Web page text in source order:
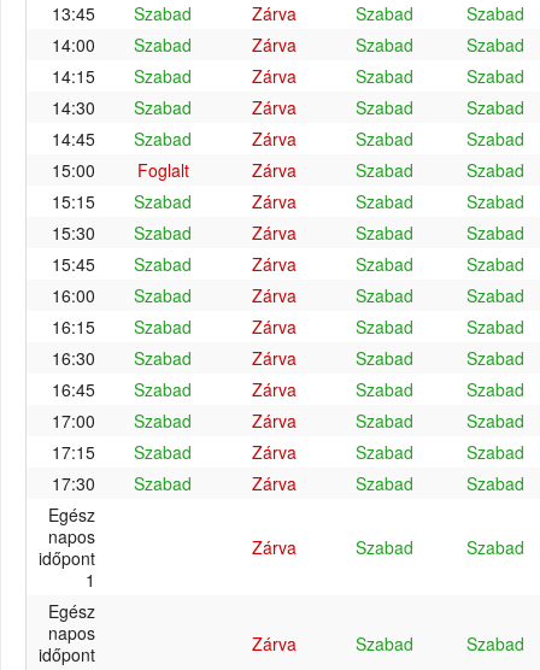
13:45
Szabad Zárva Szabad
Szabad
14:00
Szabad Zárva Szabad
Szabad
14:15
Szabad Zárva Szabad
Szabad
14:30
Szabad Zárva Szabad
Szabad
14:45
Szabad Zárva Szabad
Szabad
15:00
Foglalt Zárva Szabad
Szabad
15:15
Szabad Zárva Szabad
Szabad
15:30
Szabad Zárva Szabad
Szabad
15:45
Szabad Zárva Szabad
Szabad
16:00
Szabad Zárva Szabad
Szabad
16:15
Szabad Zárva Szabad
Szabad
16:30
Szabad Zárva Szabad
Szabad
16:45
Szabad Zárva Szabad
Szabad
17:00
Szabad Zárva Szabad
Szabad
17:15
Szabad Zárva Szabad
Szabad
17:30
Szabad Zárva Szabad
Szabad
Egész
napos
időpont
1
Zárva Szabad Szabad
Egész
napos
időpont
Zárva Szabad Szabad